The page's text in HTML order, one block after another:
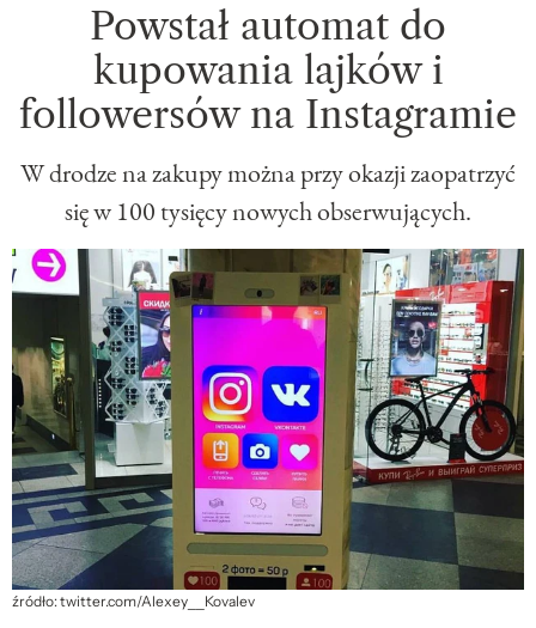
Powstał automat do
kupowania lajków i
followersów na Instagramie
W drodze na zakupy można przy okazji zaopatrzyć
się w 100 tysięcy nowych obserwujących.
źródło: twitter.com/Alexey__Kovalev